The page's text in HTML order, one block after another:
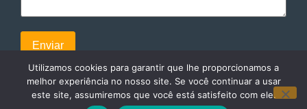
Utilizamos cookies para garantir que lhe proporcionamos a
melhor experiência no nosso site. Se você continuar a usar
este site, assumiremos que você está satisfeito com ele.